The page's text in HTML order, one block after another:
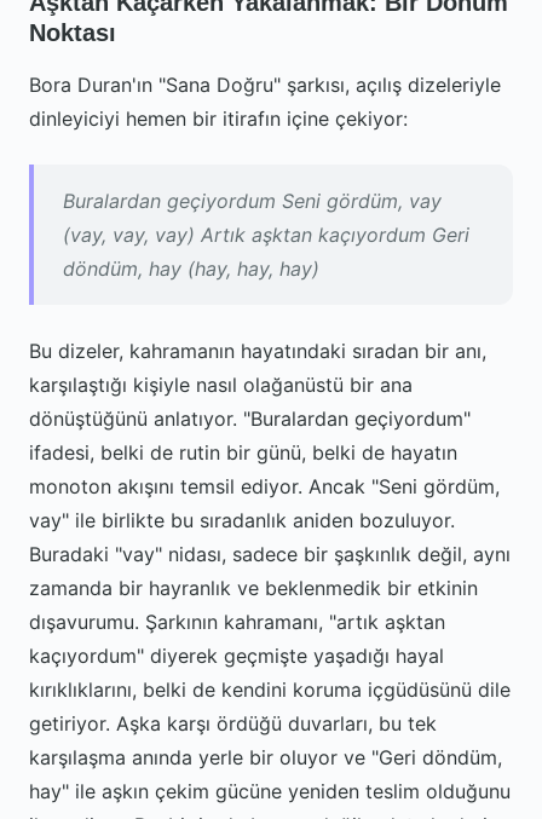
Noktası
Bora Duran'ın "Sana Doğru" şarkısı, açılış dizeleriyle
dinleyiciyi hemen bir itirafın içine çekiyor:
Buralardan geçiyordum Seni gördüm, vay
(vay, vay, vay) Artık aşktan kaçıyordum Geri
döndüm, hay (hay, hay, hay)
Bu dizeler, kahramanın hayatındaki sıradan bir anı,
karşılaştığı kişiyle nasıl olağanüstü bir ana
dönüştüğünü anlatıyor. "Buralardan geçiyordum"
ifadesi, belki de rutin bir günü, belki de hayatın
monoton akışını temsil ediyor. Ancak "Seni gördüm,
vay" ile birlikte bu sıradanlık aniden bozuluyor.
Buradaki "vay" nidası, sadece bir şaşkınlık değil, aynı
zamanda bir hayranlık ve beklenmedik bir etkinin
dışavurumu. Şarkının kahramanı, "artık aşktan
kaçıyordum" diyerek geçmişte yaşadığı hayal
kırıklıklarını, belki de kendini koruma içgüdüsünü dile
getiriyor. Aşka karşı ördüğü duvarları, bu tek
karşılaşma anında yerle bir oluyor ve "Geri döndüm,
hay" ile aşkın çekim gücüne yeniden teslim olduğunu